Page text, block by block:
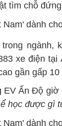
tìm chỗ
ngành,
xe điện
gần gấp 10
Ấn Độ giờ
học được gì